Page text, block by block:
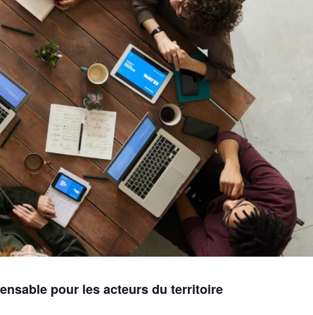
pour les acteurs du territoire